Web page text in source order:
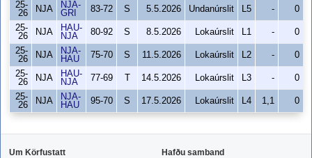
25-
26
NJA
NJA-
GRI
83-72 S 5.5.2026 Undanúrslit L5 -
0
25-
26
NJA
HAU-
NJA
80-92 S 8.5.2026 Lokaúrslit L1 -
0
25-
26
NJA
NJA-
HAU
75-70 S 11.5.2026 Lokaúrslit L2 -
0
25-
26
NJA
HAU-
NJA
77-69 14.5.2026 Lokaúrslit L3 -
0
25-
26
NJA
NJA-
HAU
95-70 S 17.5.2026 Lokaúrslit L4 1,1 0
Um Körfustatt
Hafðu samband